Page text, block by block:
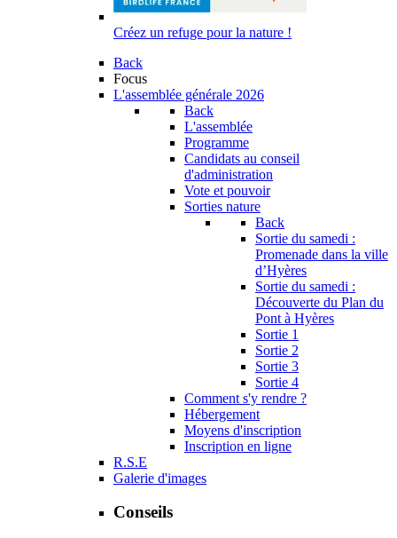
Créez un refuge pour la nature !
Back
Focus
L'assemblée générale 2026
Back
L'assemblée
Programme
Candidats au conseil
d'administration
Vote et pouvoir
Sorties nature
Back
Sortie du samedi :
Promenade dans la ville
d’Hyères
Sortie du samedi :
Découverte du Plan du
Pont à Hyères
Sortie 1
Sortie 2
Sortie 3
Sortie 4
Comment s'y rendre ?
Hébergement
Moyens d'inscription
Inscription en ligne
R.S.E
Galerie d'images
Conseils